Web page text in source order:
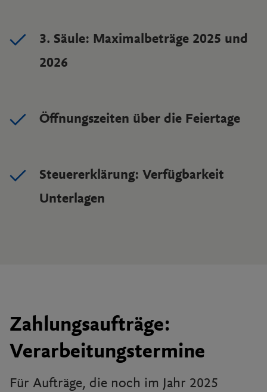
3. Säule: Maximalbeträge 2025 und
2026
Öffnungszeiten über die Feiertage
Steuererklärung: Verfügbarkeit
Unterlagen
Zahlungsaufträge:
Verarbeitungstermine
Für Aufträge, die noch im Jahr 2025